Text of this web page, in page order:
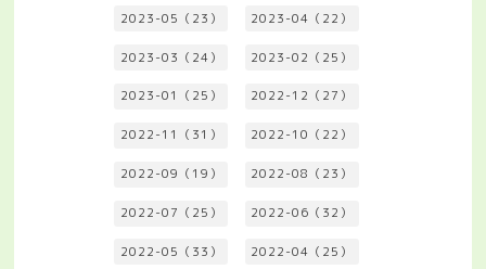
2023-05（23） 2023-04（22）
2023-03（24） 2023-02（25）
2023-01（25） 2022-12（27）
2022-11（31） 2022-10（22）
2022-09（19） 2022-08（23）
2022-07（25） 2022-06（32）
2022-05（33） 2022-04（25）